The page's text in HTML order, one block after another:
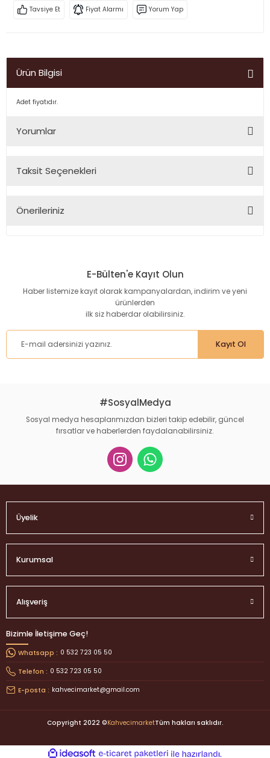
Tavsiye Et Fiyat Alarmı Yorum Yap
Ürün Bilgisi
Adet fiyatıdır.
Yorumlar
Taksit Seçenekleri
Önerileriniz
Görüş ve önerileriniz için teşekkür ederiz.
Ürün resmi kalitesiz, bozuk veya görüntülenemiyor.
Ürün bilgilerinde hatalar bulunuyor.
Ürün fiyatı diğer sitelerden daha pahalı.
Gönder
E-Bülten'e Kayıt Olun
Haber listemize kayıt olarak kampanyalardan, indirim ve yeni
ürünlerden
ilk siz haberdar olabilirsiniz.
Kayıt Ol
#SosyalMedya
Sosyal medya hesaplarımızdan bizleri takip edebilir, güncel
fırsatlar ve haberlerden faydalanabilirsiniz.
Üyelik
Kurumsal
Alışveriş
Bizimle İletişime Geç!
Whatsapp : 0 532 723 05 50
Telefon : 0 532 723 05 50
E-posta : kahvecimarket@gmail.com
Copyright 2022 ©KahvecimarketTüm hakları saklıdır.
ideasoft e-